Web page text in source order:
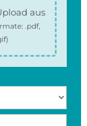
aus
.pdf,
)